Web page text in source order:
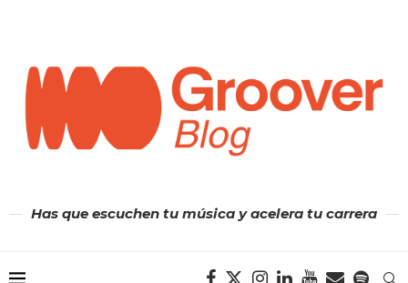
Has que escuchen tu música y acelera tu carrera